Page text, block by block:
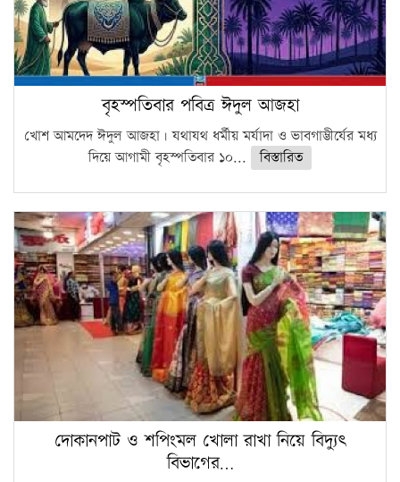
বৃহস্পতিবার পবিত্র ঈদুল আজহা
খোশ আমদেদ ঈদুল আজহা। যথাযথ ধর্মীয় মর্যাদা ও ভাবগাম্ভীর্যের মধ্য
দিয়ে আগামী বৃহস্পতিবার ১০...
বিস্তারিত
দোকানপাট ও শপিংমল খোলা রাখা নিয়ে বিদ্যুৎ
বিভাগের…